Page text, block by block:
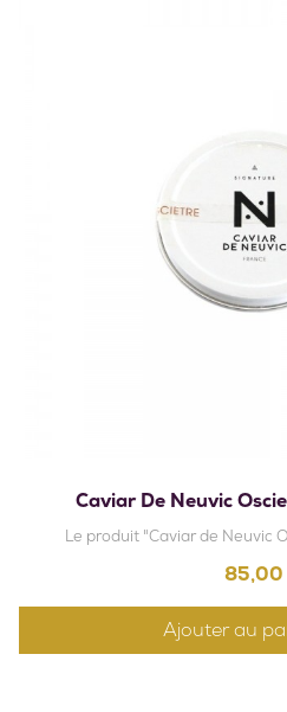
Caviar De Neuvic
Le produit "Caviar de Neuvic
Prix
85,00
Ajouter au